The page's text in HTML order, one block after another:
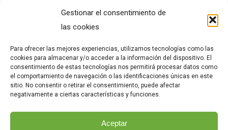
Gestionar el consentimiento de
las cookies
Para ofrecer las mejores experiencias, utilizamos tecnologías como las
cookies para almacenar y/o acceder a la información del dispositivo. El
consentimiento de estas tecnologías nos permitirá procesar datos como
el comportamiento de navegación o las identificaciones únicas en este
sitio. No consentir o retirar el consentimiento, puede afectar
negativamente a ciertas características y funciones.
Aceptar
Bombines Fichet
Cajas Fuertes Fichet
Llaves Fichet